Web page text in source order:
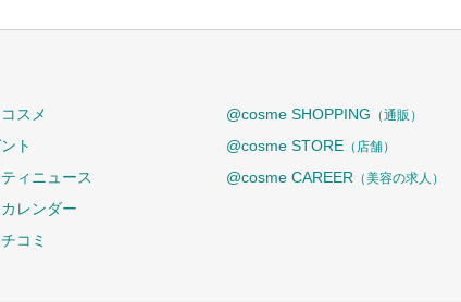
スメ
ト
ィニュース
レンダー
コミ
@cosme SHOPPING （通販）
@cosme STORE （店舗）
@cosme CAREER （美容の求人）